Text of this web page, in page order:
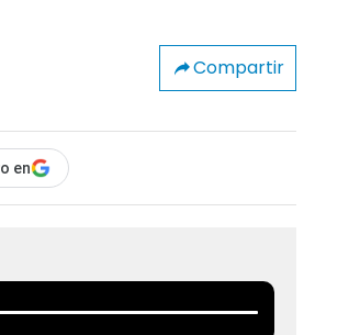
Compartir
en